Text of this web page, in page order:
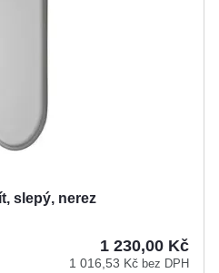
slepý, nerez
1 230,00 Kč
1 016,53 Kč bez DPH